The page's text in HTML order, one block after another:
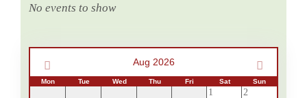
No events to show
Aug 2026
Mon Tue Wed Thu Fri Sat Sun
1 2